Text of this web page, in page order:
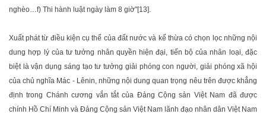
nghèo…f) Thi hành luật ngày làm 8 giờ"[13].
Xuất phát từ điều kiện cụ thể của đất nước và kế thừa có chọn lọc những nội
dung hợp lý của tư tưởng nhân quyền hiện đại, tiến bộ của nhân loại, đặc
biệt là vận dụng sáng tạo tư tưởng giải phóng con người, giải phóng xã hội
của chủ nghĩa Mác - Lênin, những nội dung quan trọng nêu trên được khẳng
định trong Chánh cương vắn tắt của Đảng Cộng sản Việt Nam đã được
chính Hồ Chí Minh và Đảng Cộng sản Việt Nam lãnh đạo nhân dân Việt Nam